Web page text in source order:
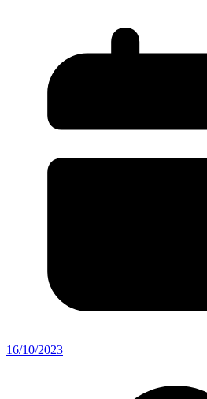
16/10/2023